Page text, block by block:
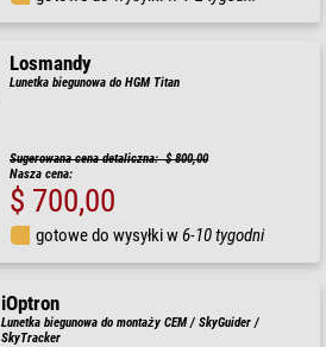
Losmandy
Lunetka biegunowa do HGM Titan
Sugerowana cena detaliczna: $ 800,00
Nasza cena:
$ 700,00
gotowe do wysyłki w6-10 tygodni
iOptron
Lunetka biegunowa do montaży CEM / SkyGuider /
SkyTracker